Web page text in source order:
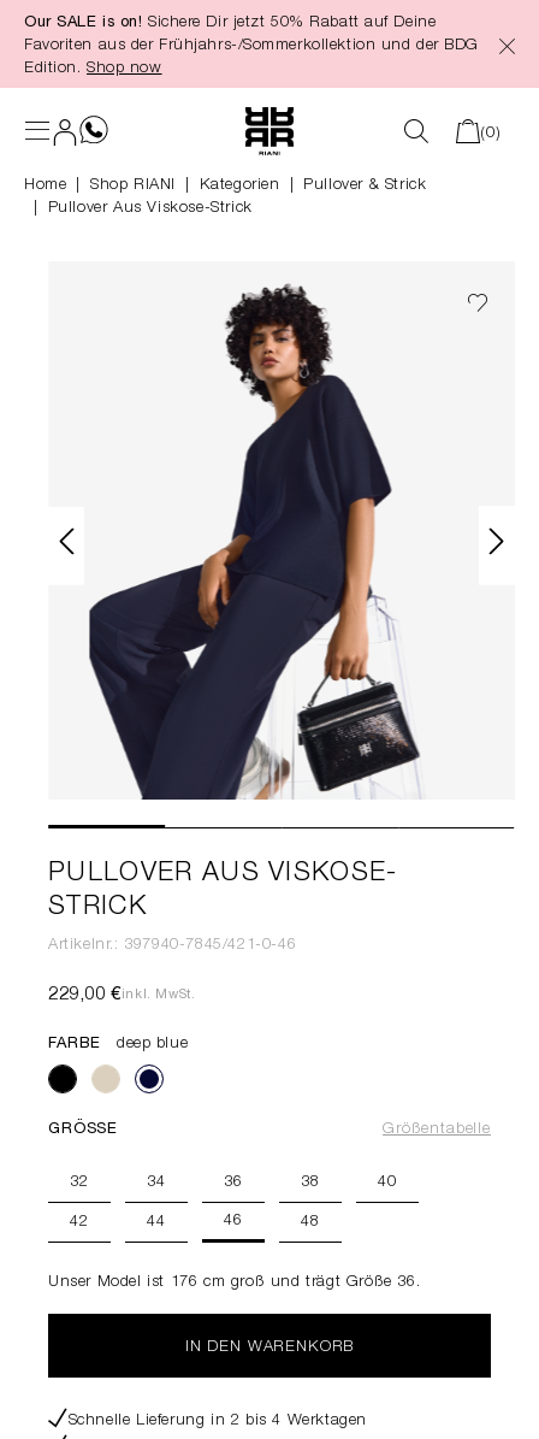
springen
Our SALE is on! Sichere Dir jetzt 50% Rabatt auf Deine
Favoriten aus der Frühjahrs-/Sommerkollektion und der BDG
Edition. Shop now
(0)
Home Shop RIANI Kategorien
Pullover & Strick
Pullover Aus Viskose-Strick
PULLOVER AUS VISKOSE-
STRICK
Artikelnr.: 397940-7845/421-0-46
229,00 €inkl. MwSt.
FARBE deep blue
GRÖSSE Größentabelle
32 34 36 38 40
42 44 46 48
Unser Model ist 176 cm groß und trägt Größe 36.
IN DEN WARENKORB
Schnelle Lieferung in 2 bis 4 Werktagen